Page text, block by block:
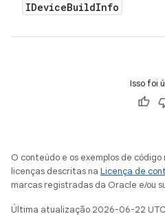
IDeviceBuildInfo
Isso foi
O conteúdo e os exemplos de
licenças descritas na Licença de
marcas registradas da Oracle e/ou
Última atualização 2026-06-22